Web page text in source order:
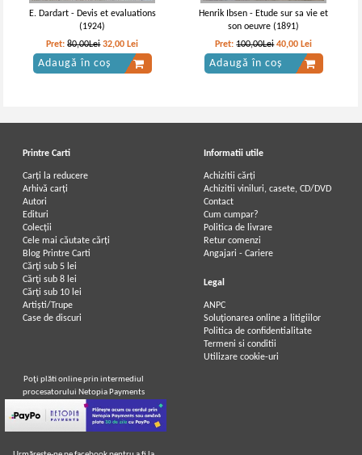
E. Dardart - Devis et evaluations
(1924)
Pret:80,00Lei 32,00 Lei
Adaugă în coș
Henrik Ibsen - Etude sur sa vie et
son oeuvre (1891)
Pret:100,00Lei 40,00 Lei
Adaugă în coș
Printre Carti
Carți la reducere
Arhivă carți
Autori
Edituri
Colecții
Cele mai căutate cărți
Blog Printre Carti
Cărţi sub 5 lei
Cărţi sub 8 lei
Cărţi sub 10 lei
Artiști/Trupe
Case de discuri
Informatii utile
Achizitii cărți
Achizitii viniluri, casete, CD/DVD
Contact
Cum cumpar?
Politica de livrare
Retur comenzi
Angajari - Cariere
Legal
ANPC
Soluționarea online a litigiilor
Politica de confidentialitate
Termeni si conditii
Utilizare cookie-uri
Poţi plăti online prin intermediul
procesatorului Netopia Payments